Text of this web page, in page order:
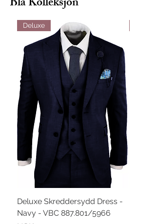
Deluxe
Deluxe Skreddersydd Dress -
Navy - VBC 887.801/5966